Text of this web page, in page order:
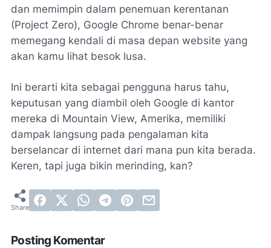
dan memimpin dalam penemuan kerentanan
(Project Zero), Google Chrome benar-benar
memegang kendali di masa depan website yang
akan kamu lihat besok lusa.
Ini berarti kita sebagai pengguna harus tahu,
keputusan yang diambil oleh Google di kantor
mereka di Mountain View, Amerika, memiliki
dampak langsung pada pengalaman kita
berselancar di internet dari mana pun kita berada.
Keren, tapi juga bikin merinding, kan?
Posting Komentar